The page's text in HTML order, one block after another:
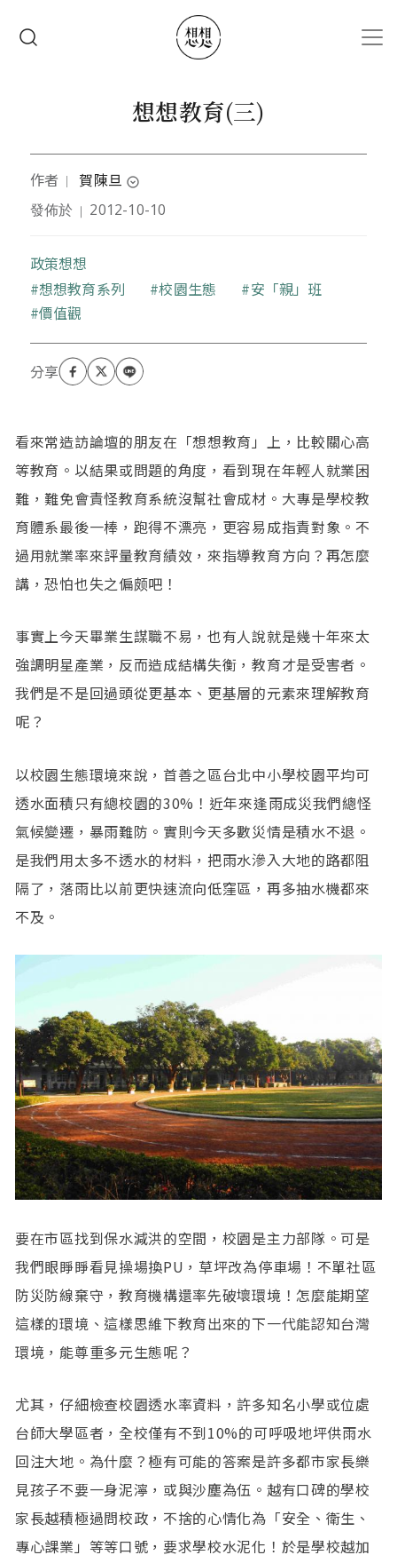
想想教育(三)
作者 ｜ 賀陳旦 expand_circle_down
台灣生態工法發展基金會董事長，曾任交通部長、中
發佈於 ｜ 2012-10-10
政策想想
關鍵字
想想教育系列 校園生態
安「親」班
價值觀
看來常造訪論壇的朋友在「想想教育」上，比較關心高
等教育。以結果或問題的角度，看到現在年輕人就業困
難，難免會責怪教育系統沒幫社會成材。大專是學校教
育體系最後一棒，跑得不漂亮，更容易成指責對象。不
過用就業率來評量教育績效，來指導教育方向？再怎麼
講，恐怕也失之偏颇吧！
事實上今天畢業生謀職不易，也有人說就是幾十年來太
強調明星產業，反而造成結構失衡，教育才是受害者。
我們是不是回過頭從更基本、更基層的元素來理解教育
呢？
以校園生態環境來說，首善之區台北中小學校園平均可
透水面積只有總校園的30%！近年來逢雨成災我們總怪
氣候變遷，暴雨難防。實則今天多數災情是積水不退。
是我們用太多不透水的材料，把雨水滲入大地的路都阻
隔了，落雨比以前更快速流向低窪區，再多抽水機都來
不及。
要在市區找到保水減洪的空間，校園是主力部隊。可是
我們眼睜睜看見操場換PU，草坪改為停車場！不單社區
防災防線棄守，教育機構還率先破壞環境！怎麼能期望
這樣的環境、這樣思維下教育出來的下一代能認知台灣
環境，能尊重多元生態呢？
尤其，仔細檢查校園透水率資料，許多知名小學或位處
台師大學區者，全校僅有不到10%的可呼吸地坪供雨水
回注大地。為什麼？極有可能的答案是許多都市家長樂
見孩子不要一身泥濘，或與沙塵為伍。越有口碑的學校
家長越積極過問校政，不捨的心情化為「安全、衛生、
專心課業」等等口號，要求學校水泥化！於是學校越加